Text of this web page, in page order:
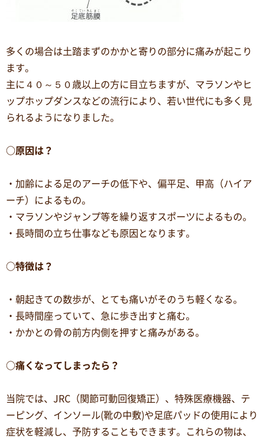
多くの場合は土踏まずのかかと寄りの部分に痛みが起こり
ます。
主に４０～５０歳以上の方に目立ちますが、マラソンやヒ
ップホップダンスなどの流行により、若い世代にも多く見
られるようになりました。
○原因は？
・加齢による足のアーチの低下や、偏平足、甲高（ハイア
ーチ）によるもの。
・マラソンやジャンプ等を繰り返すスポーツによるもの。
・長時間の立ち仕事なども原因となります。
○特徴は？
・朝起きての数歩が、とても痛いがそのうち軽くなる。
・長時間座っていて、急に歩き出すと痛む。
・かかとの骨の前方内側を押すと痛みがある。
○痛くなってしまったら？
当院では、JRC（関節可動回復矯正）、特殊医療機器、テ
ーピング、インソール(靴の中敷)や足底パッドの使用により
症状を軽減し、予防することもできます。これらの物は、